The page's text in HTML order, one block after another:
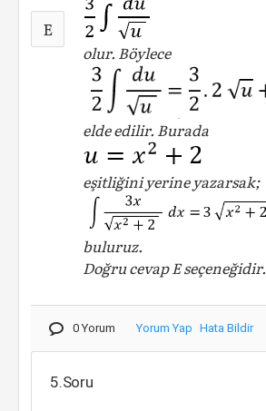
E
olur. Böylece
elde edilir. Burada
eşitliğini yerine yazarsak;
buluruz.
Doğru cevap E seçeneğidir.
0 Yorum Yorum Yap Hata Bildir
5.Soru